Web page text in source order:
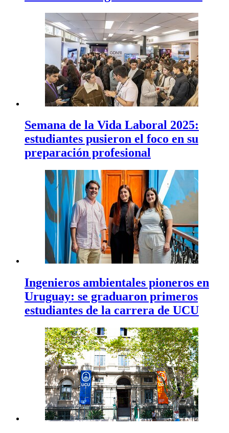
Semana de la Vida Laboral 2025:
estudiantes pusieron el foco en su
preparación profesional
Ingenieros ambientales pioneros en
Uruguay: se graduaron primeros
estudiantes de la carrera de UCU